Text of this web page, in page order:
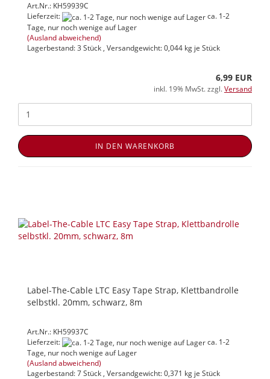
Art.Nr.: KH59939C
Lieferzeit:
ca. 1-2
Tage, nur noch wenige auf Lager
(Ausland abweichend)
Lagerbestand: 3 Stück , Versandgewicht:0,044 kg je Stück
6,99 EUR
inkl. 19% MwSt. zzgl.Versand
IN DEN WARENKORB
Label-The-Cable LTC Easy Tape Strap, Klettbandrolle
selbstkl. 20mm, schwarz, 8m
Art.Nr.: KH59937C
Lieferzeit:
ca. 1-2
Tage, nur noch wenige auf Lager
(Ausland abweichend)
Lagerbestand: 7 Stück , Versandgewicht:0,371 kg je Stück